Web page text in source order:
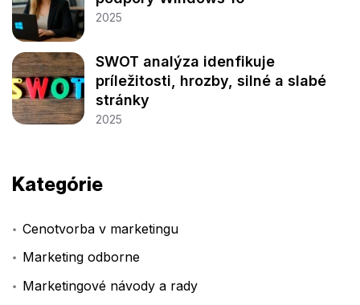
2025
SWOT analýza idenfikuje
príležitosti, hrozby, silné a slabé
stránky
2025
Kategórie
Cenotvorba v marketingu
Marketing odborne
Marketingové návody a rady